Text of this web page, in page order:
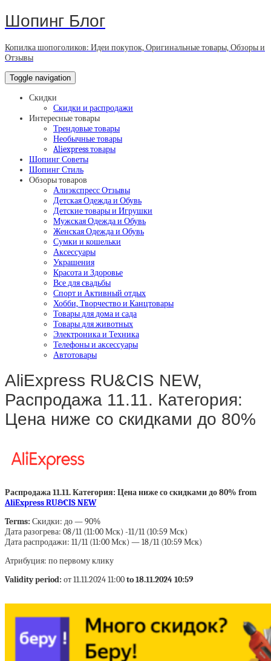
Шопинг Блог
Копилка шопоголиков: Идеи покупок, Оригинальные товары, Обзоры и
Отзывы
Toggle navigation
Скидки
Скидки и распродажи
Интересные товары
Трендовые товары
Необычные товары
Aliexpress товары
Шопинг Советы
Шопинг Стиль
Обзоры товаров
Алиэкспресс Отзывы
Детская Одежда и Обувь
Детские товары и Игрушки
Мужская Одежда и Обувь
Женская Одежда и Обувь
Сумки и кошельки
Аксессуары
Украшения
Красота и Здоровье
Все для свадьбы
Спорт и Активный отдых
Хобби, Творчество и Канцтовары
Товары для дома и сада
Товары для животных
Электроника и Техника
Телефоны и аксессуары
Автотовары
AliExpress RU&CIS NEW,
Распродажа 11.11. Категория:
Цена ниже со скидками до 80%
Распродажа 11.11. Категория: Цена ниже со скидками до 80% from
AliExpress RU&CIS NEW
Terms: Скидки: до — 90%
Дата разогрева: 08/11 (11:00 Мск) -11/11 (10:59 Мск)
Дата распродажи: 11/11 (11:00 Мск) — 18/11 (10:59 Мск)
Атрибуция: по первому клику
Validity period: от 11.11.2024 11:00to 18.11.2024 10:59